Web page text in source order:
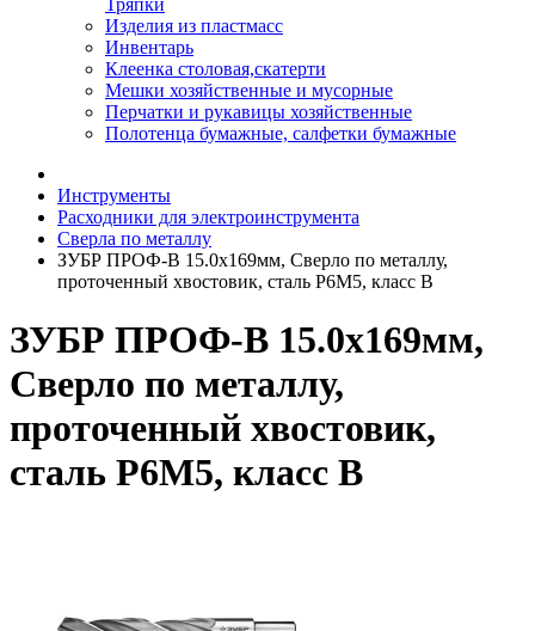
Тряпки
Изделия из пластмасс
Инвентарь
Клеенка столовая,скатерти
Мешки хозяйственные и мусорные
Перчатки и рукавицы хозяйственные
Полотенца бумажные, салфетки бумажные
Инструменты
Расходники для электроинструмента
Сверла по металлу
ЗУБР ПРОФ-В 15.0х169мм, Сверло по металлу,
проточенный хвостовик, сталь Р6М5, класс В
ЗУБР ПРОФ-В 15.0х169мм,
Сверло по металлу,
проточенный хвостовик,
сталь Р6М5, класс В